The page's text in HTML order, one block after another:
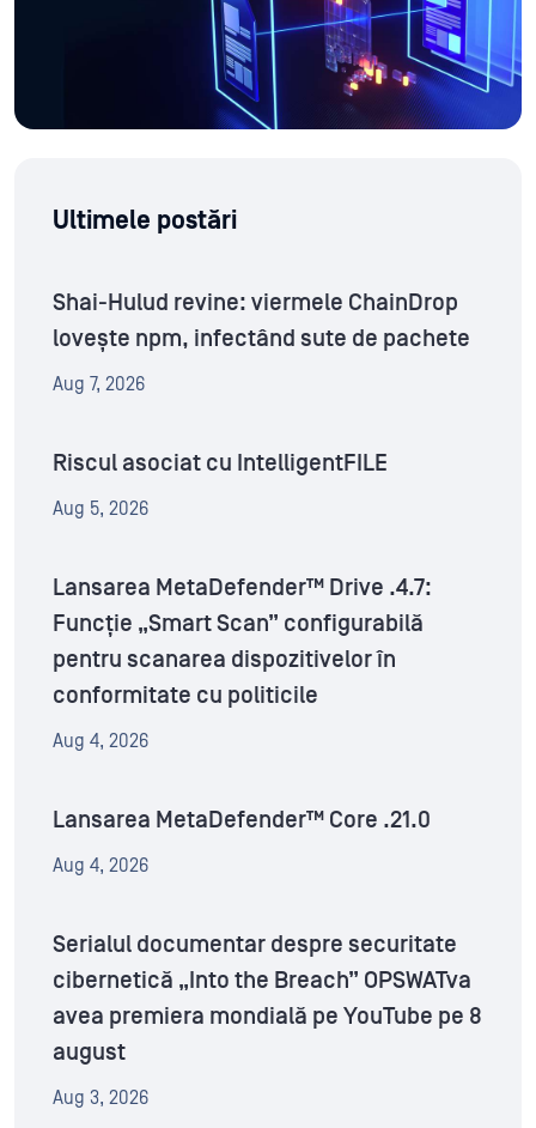
Ultimele postări
Shai-Hulud revine: viermele ChainDrop
lovește npm, infectând sute de pachete
Aug 7, 2026
Riscul asociat cu IntelligentFILE
Aug 5, 2026
Lansarea MetaDefender™ Drive .4.7:
Funcție „Smart Scan” configurabilă
pentru scanarea dispozitivelor în
conformitate cu politicile
Aug 4, 2026
Lansarea MetaDefender™ Core .21.0
Aug 4, 2026
Serialul documentar despre securitate
cibernetică „Into the Breach” OPSWATva
avea premiera mondială pe YouTube pe 8
august
Aug 3, 2026